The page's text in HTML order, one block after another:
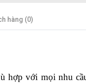
hàng (0)
hợp với mọi nhu